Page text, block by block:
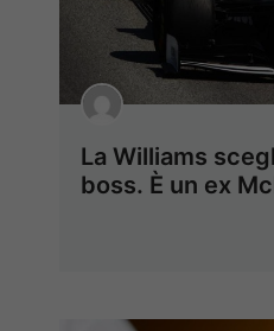
La Williams
boss. È un ex